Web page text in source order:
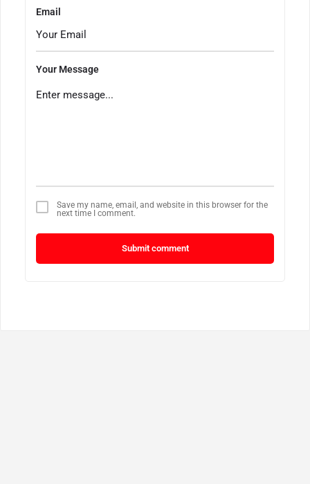
Email
Your Message
Save my name, email, and website in this browser for the
next time I comment.
Submit comment